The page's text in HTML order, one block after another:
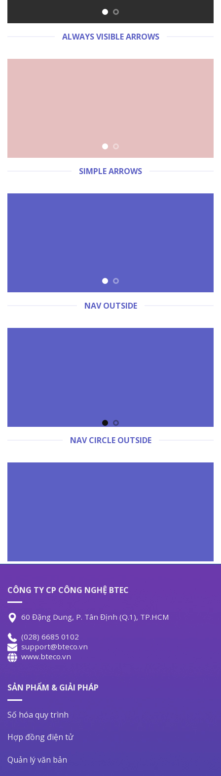
ALWAYS VISIBLE ARROWS
SIMPLE ARROWS
NAV OUTSIDE
NAV CIRCLE OUTSIDE
CÔNG TY CP CÔNG NGHỆ BTEC
60 Đặng Dung, P. Tân Định (Q.1), TP.HCM
(028) 6685 0102
support@bteco.vn
www.bteco.vn
SẢN PHẨM & GIẢI PHÁP
Số hóa quy trình
Hợp đồng điện tử
Quản lý văn bản